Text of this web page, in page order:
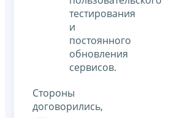
тестирования
и
постоянного
обновления
сервисов.
Стороны
договорились,